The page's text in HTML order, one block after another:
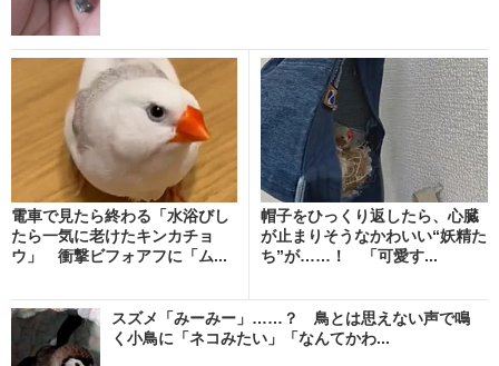
電車で見たら終わる「水浴びし
たら一気に老けたキンカチョ
ウ」 衝撃ビフォアフに「ム...
帽子をひっくり返したら、心臓
が止まりそうなかわいい“妖精た
ち”が……！ 「可愛す...
スズメ「みーみー」……？ 鳥とは思えない声で鳴
く小鳥に「ネコみたい」「なんてかわ...